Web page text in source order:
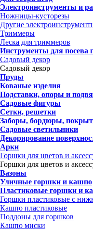
Электроинструменты и
Ножницы-кусторезы
Другие
Триммеры
Леска для триммеров
Инструменты для посева
Садовый декор
Садовый декор
Пруды
Кованые изделия
Подставки, опоры и
Садовые фигуры
Сетки, решетки
Заборы, бордюры,
Садовые светильники
Декорирование
Арки
Горшки для цветов и
Горшки для цветов и
Вазоны
Уличные горшки и кашпо
Пластиковые горшки и
Горшки пластиковые с
Кашпо пластиковые
Поддоны для горшков
Кашпо миски